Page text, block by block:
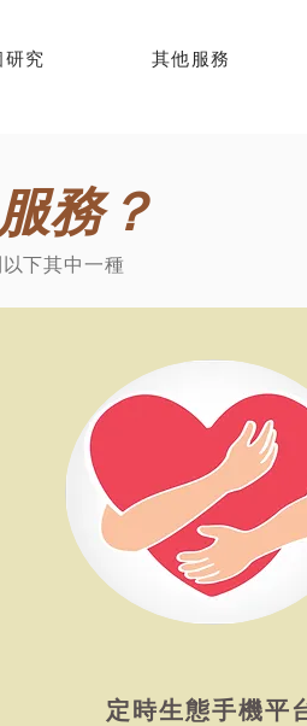
研究 其他服務
下其中一種
務？
定時生態手機平